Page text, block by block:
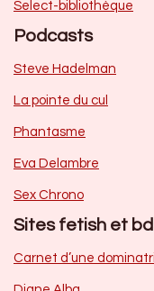
Select-bibliothèque
Podcasts
Steve Hadelman
La pointe du cul
Phantasme
Eva Delambre
Sex Chrono
Sites fetish et
Carnet d’une